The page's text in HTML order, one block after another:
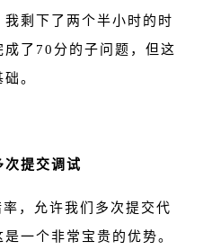
剩下了两个半小时的时
了70分的子问题，但这
。
次提交调试
，允许我们多次提交代
一个非常宝贵的优势。